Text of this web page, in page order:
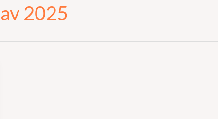
2025